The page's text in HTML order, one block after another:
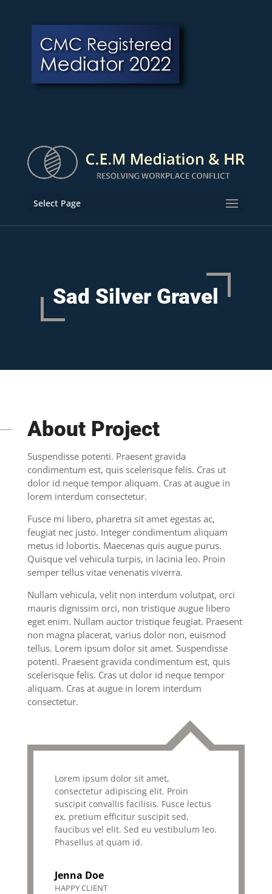
Select Page
Sad Silver Gravel
About Project
Suspendisse potenti. Praesent gravida
condimentum est, quis scelerisque felis. Cras ut
dolor id neque tempor aliquam. Cras at augue in
lorem interdum consectetur.
Fusce mi libero, pharetra sit amet egestas ac,
feugiat nec justo. Integer condimentum aliquam
metus id lobortis. Maecenas quis augue purus.
Quisque vel vehicula turpis, in lacinia leo. Proin
semper tellus vitae venenatis viverra.
Nullam vehicula, velit non interdum volutpat, orci
mauris dignissim orci, non tristique augue libero
eget enim. Nullam auctor tristique feugiat. Praesent
non magna placerat, varius dolor non, euismod
tellus. Lorem ipsum dolor sit amet. Suspendisse
potenti. Praesent gravida condimentum est, quis
scelerisque felis. Cras ut dolor id neque tempor
aliquam. Cras at augue in lorem interdum
consectetur.
Lorem ipsum dolor sit amet,
consectetur adipiscing elit. Proin
suscipit convallis facilisis. Fusce lectus
ex, pretium efficitur suscipit sed,
faucibus vel elit. Sed eu vestibulum leo.
Phasellus at quam id.
Jenna Doe
HAPPY CLIENT